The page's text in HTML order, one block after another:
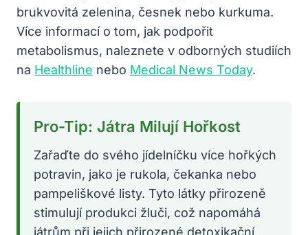
brukvovitá zelenina, česnek nebo kurkuma.
Více informací o tom, jak podpořit
metabolismus, naleznete v odborných studiích
na Healthline nebo Medical News Today.
Pro-Tip: Játra Milují Hořkost
Zařaďte do svého jídelníčku více hořkých
potravin, jako je rukola, čekanka nebo
pampeliškové listy. Tyto látky přirozeně
stimulují produkci žluči, což napomáhá
játrům při jejich přirozené detoxikační